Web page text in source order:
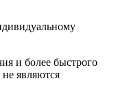
и более быстрого
не являются